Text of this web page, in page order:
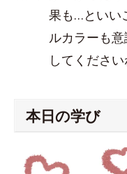
果も…といい
ルカラーも
してください
本日の学び